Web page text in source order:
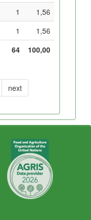
1
1,56
1
1,56
64
100,00
next